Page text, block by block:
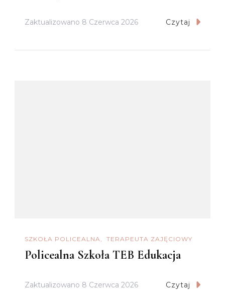
Zaktualizowano 8 Czerwca 2026 Czytaj
SZKOŁA POLICEALNA TERAPEUTA ZAJĘCIOWY
Policealna Szkoła TEB Edukacja
Zaktualizowano 8 Czerwca 2026 Czytaj